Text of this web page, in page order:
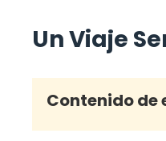
Un Viaje
Contenido de